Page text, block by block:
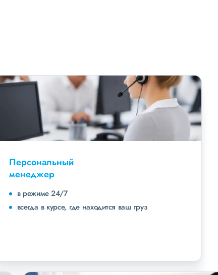
Персональный
менеджер
в режиме 24/7
всегда в курсе, где находится ваш груз